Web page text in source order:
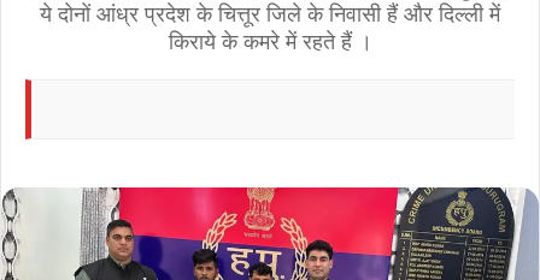
ये दोनों आंध्र प्रदेश के चित्तूर जिले के निवासी हैं और दिल्ली में
किराये के कमरे में रहते हैं ।